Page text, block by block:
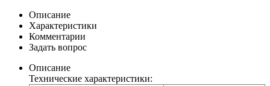
Описание
Характеристики
Комментарии
Задать вопрос
Описание
Технические характеристики: